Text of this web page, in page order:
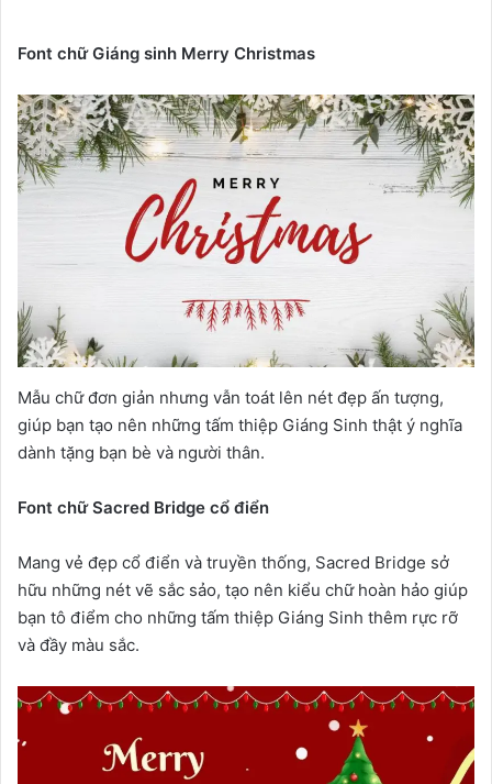
Font chữ Giáng sinh Merry Christmas
Mẫu chữ đơn giản nhưng vẫn toát lên nét đẹp ấn tượng,
giúp bạn tạo nên những tấm thiệp Giáng Sinh thật ý nghĩa
dành tặng bạn bè và người thân.
Font chữ Sacred Bridge cổ điển
Mang vẻ đẹp cổ điển và truyền thống, Sacred Bridge sở
hữu những nét vẽ sắc sảo, tạo nên kiểu chữ hoàn hảo giúp
bạn tô điểm cho những tấm thiệp Giáng Sinh thêm rực rỡ
và đầy màu sắc.